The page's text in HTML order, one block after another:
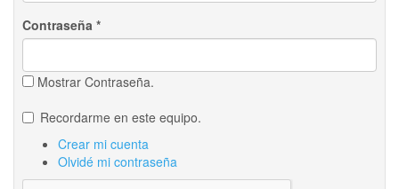
Contraseña *
Mostrar Contraseña.
Recordarme en este equipo.
Crear mi cuenta
Olvidé mi contraseña